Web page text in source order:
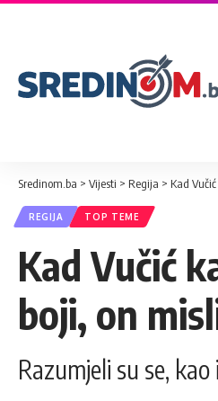
Sredinom.ba > Vijesti > Regija > Kad
REGIJA TOP TEME
Kad Vučić
boji, on
Razumjeli su se, kao